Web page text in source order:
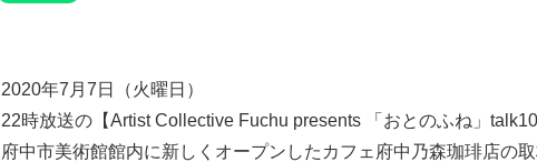
2020年7月7日（火曜日）
22時放送の 【Artist Collective Fuchu presents 「おとのふね」talk10
府中市美術館館内に新しくオープンしたカフェ府中乃森珈琲店の